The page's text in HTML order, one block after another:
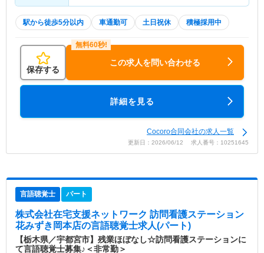
駅から徒歩5分以内 車通勤可 土日祝休 積極採用中
保存する
この求人を問い合わせる
詳細を見る
Cocoro合同会社の求人一覧
更新日：2026/06/12 求人番号：10251645
言語聴覚士 パート
株式会社在宅支援ネットワーク 訪問看護ステーション
花みずき岡本店の言語聴覚士求人(パート)
【栃木県／宇都宮市】残業ほぼなし☆訪問看護ステーションに
て言語聴覚士募集♪＜非常勤＞